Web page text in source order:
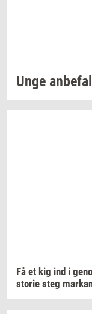
Unge
Få et kig ind i
sto­rie steg